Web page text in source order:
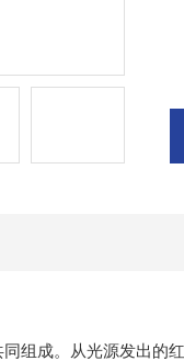
组成。从光源发出